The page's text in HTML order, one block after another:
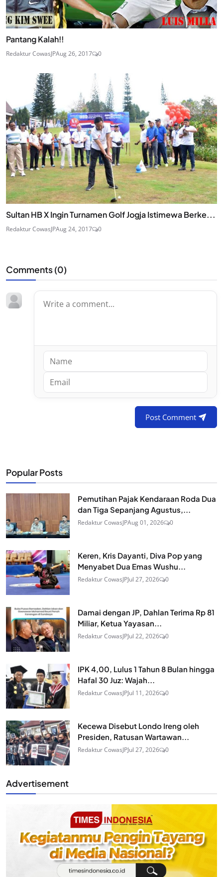
Pantang Kalah!!
Redaktur CowasJPAug 26, 2017 0
Sultan HB X Ingin Turnamen Golf Jogja Istimewa Berke...
Redaktur CowasJPAug 24, 2017 0
Comments (0)
Post Comment
Popular Posts
Pemutihan Pajak Kendaraan Roda Dua
dan Tiga Sepanjang Agustus,...
Redaktur CowasJPAug 01, 2026 0
Keren, Kris Dayanti, Diva Pop yang
Menyabet Dua Emas Wushu...
Redaktur CowasJPJul 27, 2026 0
Damai dengan JP, Dahlan Terima Rp 81
Miliar, Ketua Yayasan...
Redaktur CowasJPJul 22, 2026 0
IPK 4,00, Lulus 1 Tahun 8 Bulan hingga
Hafal 30 Juz: Wajah...
Redaktur CowasJPJul 11, 2026 0
Kecewa Disebut Londo Ireng oleh
Presiden, Ratusan Wartawan...
Redaktur CowasJPJul 27, 2026 0
Advertisement